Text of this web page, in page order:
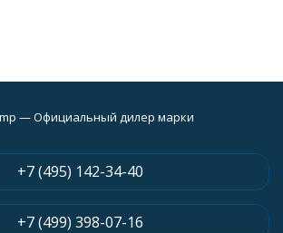
— Официальный дилер марки
+7 (495) 142-34-40
+7 (499) 398-07-16